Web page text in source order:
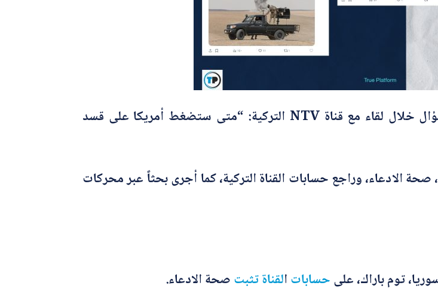
وزعم ناشرو التصريحات أنها وردت في سياق رده على سؤال خلال لقاء مع قناة NTV التركية: “متى ستضغط أمريكا على قسد
تحرّى فريق شبكة تدقيق المعلومات – True Platform، صحة الادعاء، وراجع حسابات القناة التركية، كما أجرى بحثاً عبر محركات
توم باراك، علىحساباتالقناةتثبتصحة الادعاء.